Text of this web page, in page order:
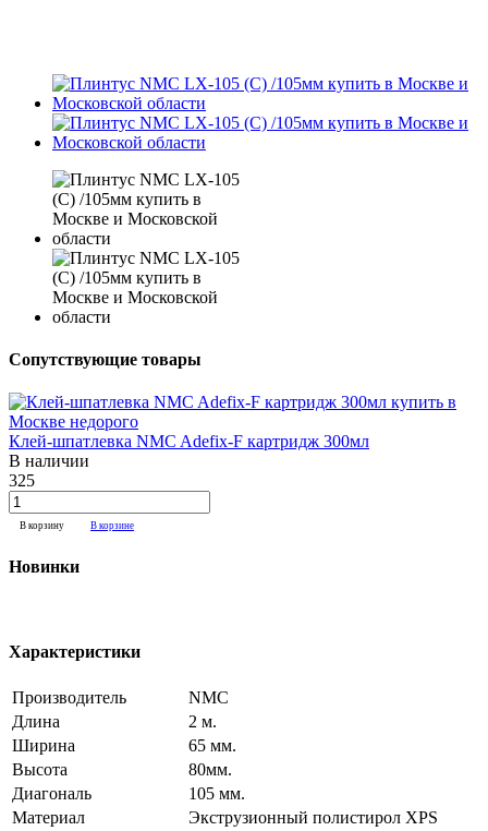
Сопутствующие товары
Клей-шпатлевка NMC Adefix-F картридж 300мл
В наличии
325
В корзину В корзине
Новинки
Характеристики
Производитель
NMC
Длина
2 м.
Ширина
65 мм.
Высота
80мм.
Диагональ
105 мм.
Материал
Экструзионный полистирол XPS